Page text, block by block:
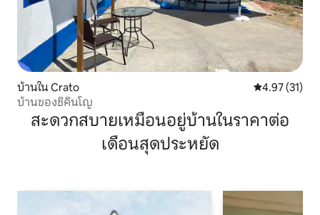
บ้านใน Crato คะแนนเฉลี่ย
4.97 (31)
บ้านของชิคินโญ
สะดวกสบายเหมือนอยู่บ้านในราคาต่อ
เดือนสุดประหยัด